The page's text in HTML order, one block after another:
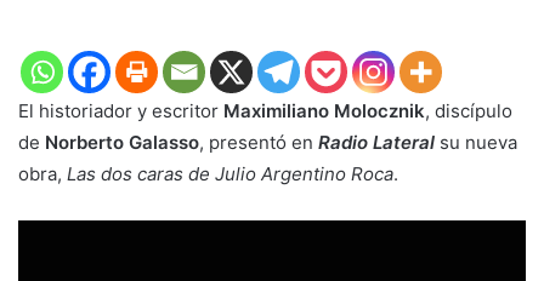
El historiador y escritor Maximiliano Molocznik, discípulo
de Norberto Galasso, presentó en Radio Lateral su nueva
obra, Las dos caras de Julio Argentino Roca.